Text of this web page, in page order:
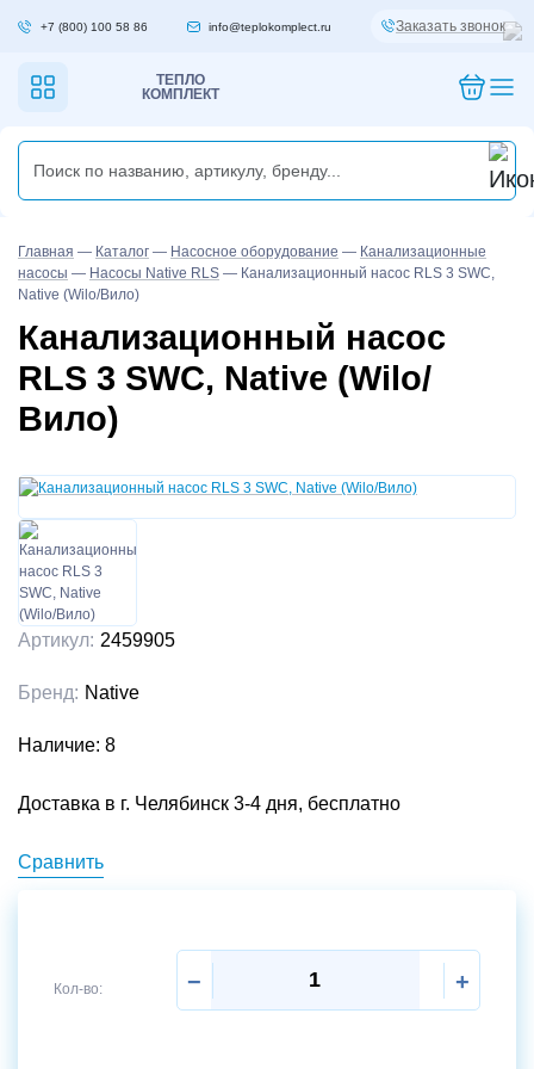
+7 (800) 100 58 86 info@teplokomplect.ru Заказать звонок
ТЕПЛО
КОМПЛЕКТ
Главная — Каталог — Насосное оборудование — Канализационные
насосы — Насосы Native RLS — Канализационный насос RLS 3 SWC,
Native (Wilo/Вило)
Канализационный насос
RLS 3 SWC, Native (Wilo/
Вило)
Артикул: 2459905
Бренд: Native
Наличие: 8
Доставка в г. Челябинск 3-4 дня, бесплатно
Сравнить
Кол-во: − +